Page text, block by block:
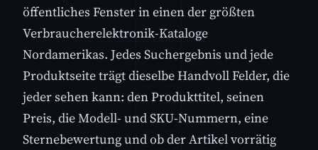
öffentliches Fenster in einen der größten
Verbraucherelektronik-Kataloge
Nordamerikas. Jedes Suchergebnis und jede
Produktseite trägt dieselbe Handvoll Felder, die
jeder sehen kann: den Produkttitel, seinen
Preis, die Modell- und SKU-Nummern, eine
Sternebewertung und ob der Artikel vorrätig